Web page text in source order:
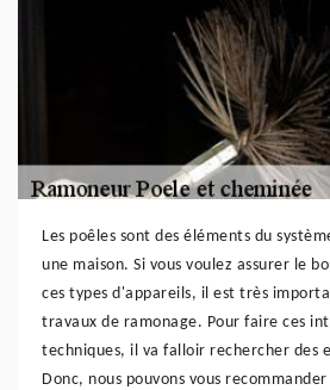
Les poêles sont des éléments du
une maison. Si vous voulez assurer le
ces types d'appareils, il est très
travaux de ramonage. Pour faire ces
techniques, il va falloir rechercher des
Donc, nous pouvons vous